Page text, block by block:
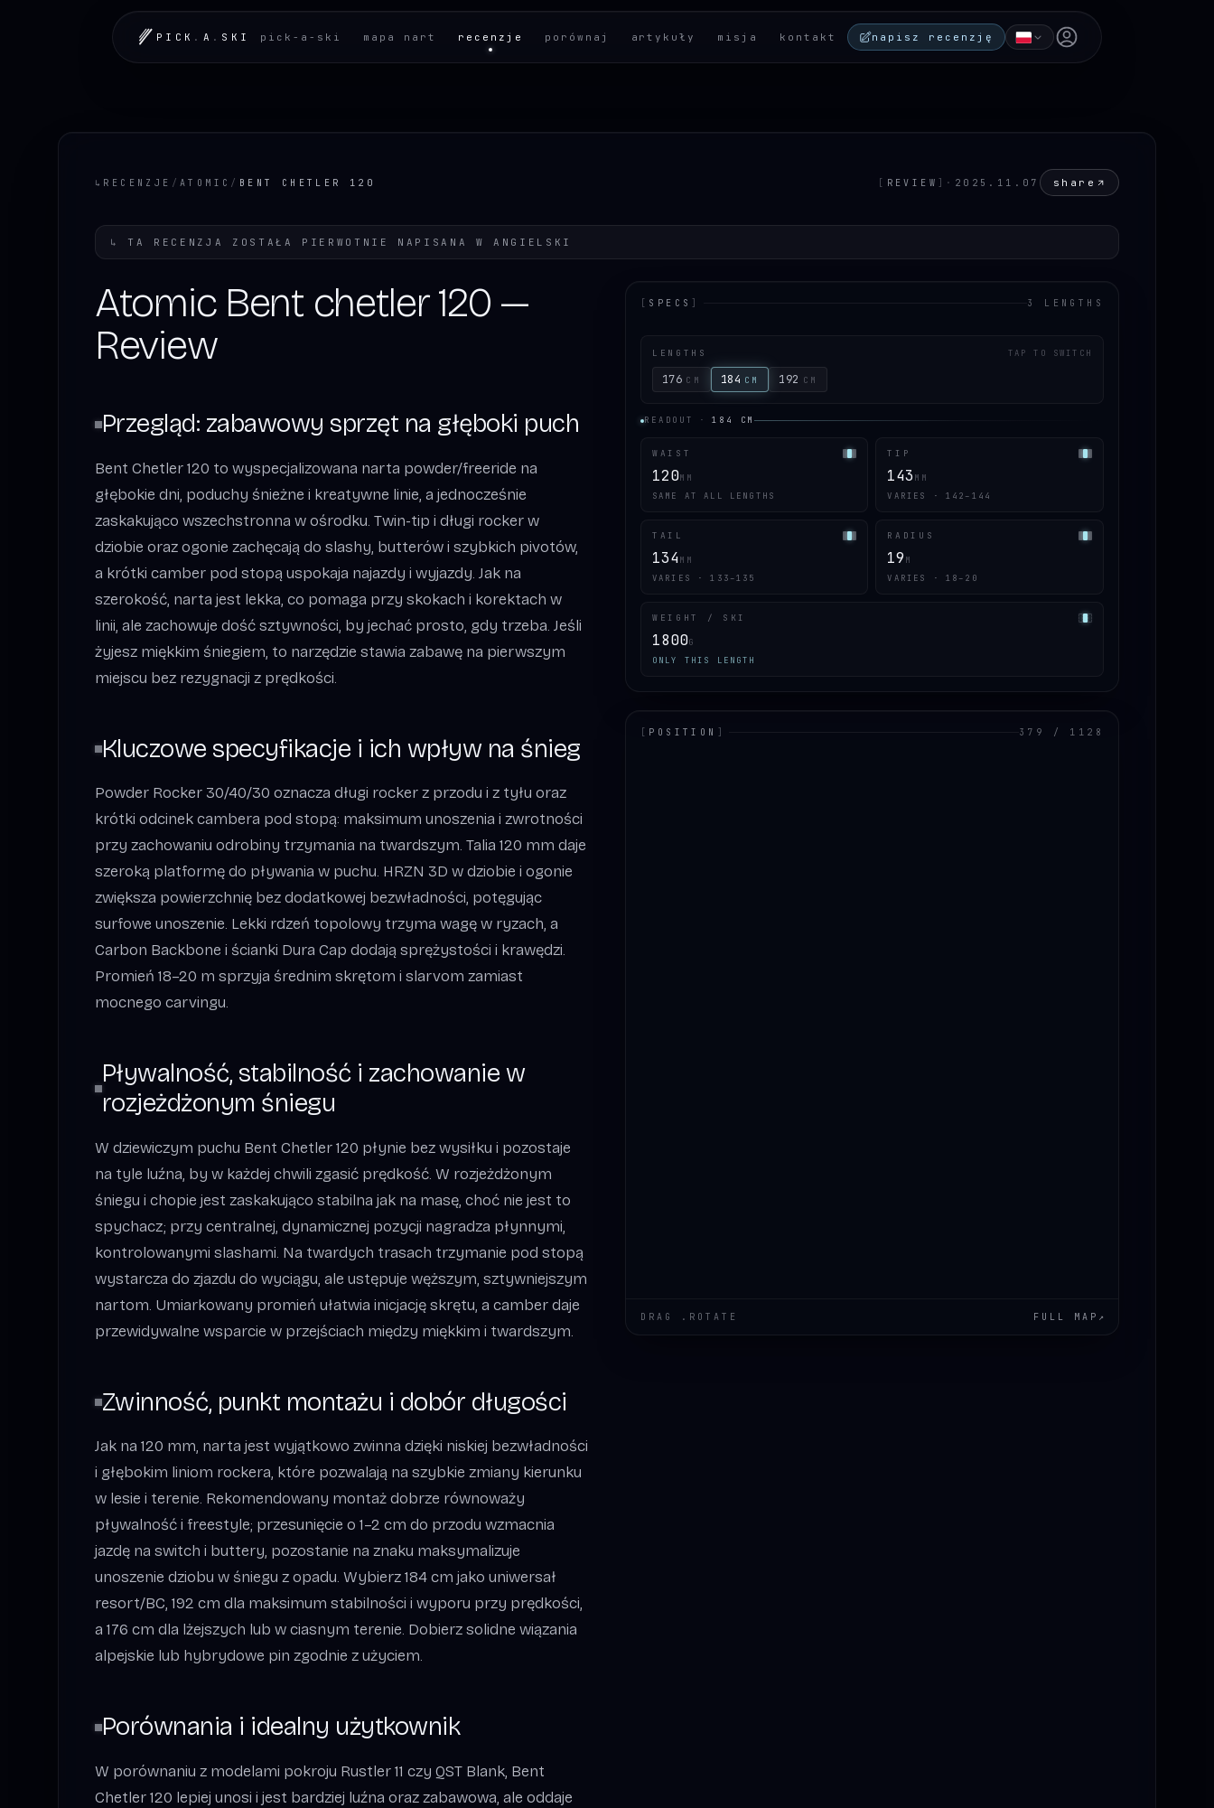
PICK . A . SKI pick-a-ski mapa nart recenzje porównaj artykuły misja kontakt napisz recenzję Open user menu
↳ RECENZJE / ATOMIC / BENT CHETLER 120 [ REVIEW ] · 2025.11.07 share
↳ TA RECENZJA ZOSTAŁA PIERWOTNIE NAPISANA W ANGIELSKI
Atomic Bent chetler 120 —
Review
Przegląd: zabawowy sprzęt na głęboki puch
Bent Chetler 120 to wyspecjalizowana narta powder/freeride na
głębokie dni, poduchy śnieżne i kreatywne linie, a jednocześnie
zaskakująco wszechstronna w ośrodku. Twin-tip i długi rocker w
dziobie oraz ogonie zachęcają do slashy, butterów i szybkich pivotów,
a krótki camber pod stopą uspokaja najazdy i wyjazdy. Jak na
szerokość, narta jest lekka, co pomaga przy skokach i korektach w
linii, ale zachowuje dość sztywności, by jechać prosto, gdy trzeba. Jeśli
żyjesz miękkim śniegiem, to narzędzie stawia zabawę na pierwszym
miejscu bez rezygnacji z prędkości.
Kluczowe specyfikacje i ich wpływ na śnieg
Powder Rocker 30/40/30 oznacza długi rocker z przodu i z tyłu oraz
krótki odcinek cambera pod stopą: maksimum unoszenia i zwrotności
przy zachowaniu odrobiny trzymania na twardszym. Talia 120 mm daje
szeroką platformę do pływania w puchu. HRZN 3D w dziobie i ogonie
zwiększa powierzchnię bez dodatkowej bezwładności, potęgując
surfowe unoszenie. Lekki rdzeń topolowy trzyma wagę w ryzach, a
Carbon Backbone i ścianki Dura Cap dodają sprężystości i krawędzi.
Promień 18–20 m sprzyja średnim skrętom i slarvom zamiast
mocnego carvingu.
Pływalność, stabilność i zachowanie w
rozjeżdżonym śniegu
W dziewiczym puchu Bent Chetler 120 płynie bez wysiłku i pozostaje
na tyle luźna, by w każdej chwili zgasić prędkość. W rozjeżdżonym
śniegu i chopie jest zaskakująco stabilna jak na masę, choć nie jest to
spychacz; przy centralnej, dynamicznej pozycji nagradza płynnymi,
kontrolowanymi slashami. Na twardych trasach trzymanie pod stopą
wystarcza do zjazdu do wyciągu, ale ustępuje węższym, sztywniejszym
nartom. Umiarkowany promień ułatwia inicjację skrętu, a camber daje
przewidywalne wsparcie w przejściach między miękkim i twardszym.
Zwinność, punkt montażu i dobór długości
Jak na 120 mm, narta jest wyjątkowo zwinna dzięki niskiej bezwładności
i głębokim liniom rockera, które pozwalają na szybkie zmiany kierunku
w lesie i terenie. Rekomendowany montaż dobrze równoważy
pływalność i freestyle; przesunięcie o 1–2 cm do przodu wzmacnia
jazdę na switch i buttery, pozostanie na znaku maksymalizuje
unoszenie dziobu w śniegu z opadu. Wybierz 184 cm jako uniwersał
resort/BC, 192 cm dla maksimum stabilności i wyporu przy prędkości,
a 176 cm dla lżejszych lub w ciasnym terenie. Dobierz solidne wiązania
alpejskie lub hybrydowe pin zgodnie z użyciem.
Porównania i idealny użytkownik
W porównaniu z modelami pokroju Rustler 11 czy QST Blank, Bent
Chetler 120 lepiej unosi i jest bardziej luźna oraz zabawowa, ale oddaje
[ SPECS ] 3 LENGTHS
LENGTHS TAP TO SWITCH
176 CM 184 CM 192 CM
READOUT · 184 CM
WAIST
120MM
SAME AT ALL LENGTHS
TIP
143 MM
VARIES · 142–144
TAIL
134MM
VARIES · 133–135
RADIUS
19 M
VARIES · 18–20
WEIGHT / SKI
1800G
ONLY THIS LENGTH
[ POSITION ] 379 / 1128
DRAG .ROTATE FULL MAP ↗